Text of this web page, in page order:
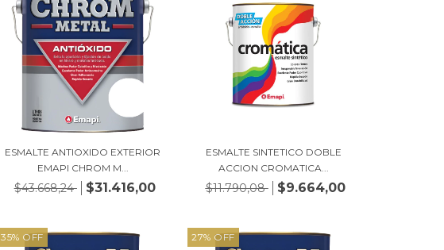
ESMALTE ANTIOXIDO EXTERIOR
EMAPI CHROM M...
$43.668,24 $31.416,00
ESMALTE SINTETICO DOBLE
ACCION CROMATICA...
$11.790,08 $9.664,00
35% OFF 27% OFF